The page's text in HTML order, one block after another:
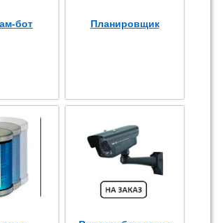
бот Планировщик